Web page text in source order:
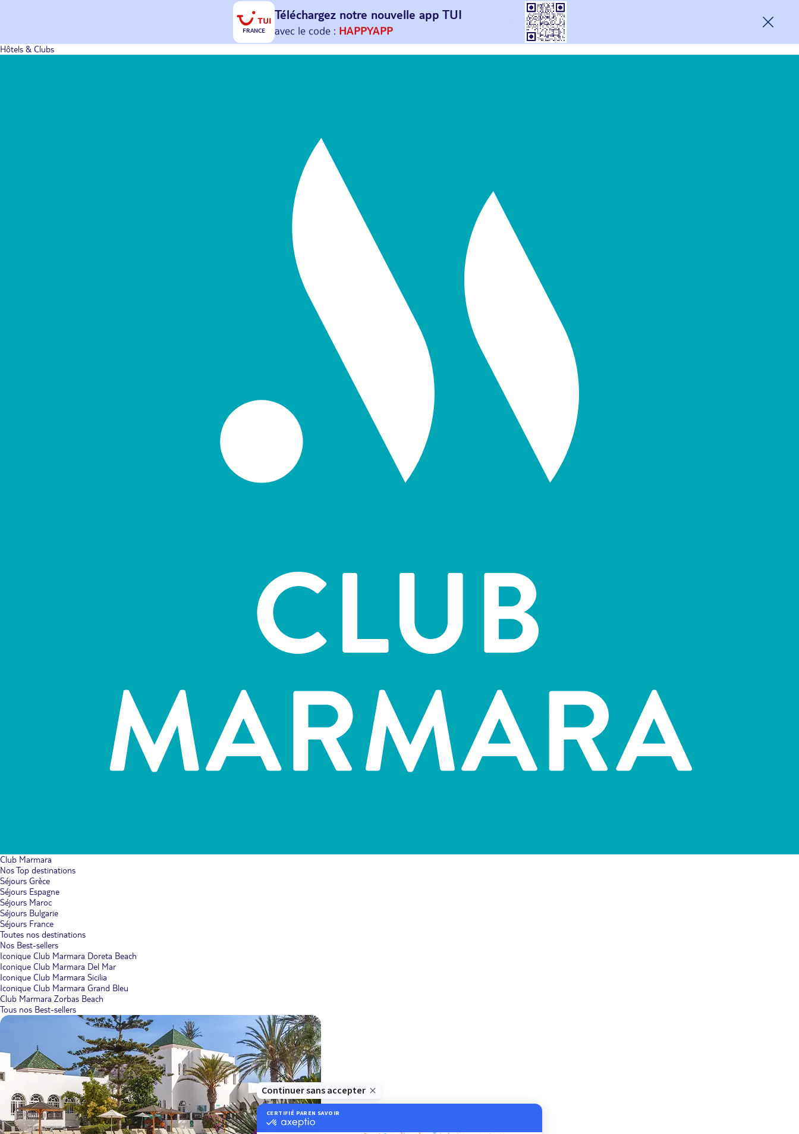
FRANCE
Téléchargez notre nouvelle app TUI
Et profitez de 30€ offerts*sur votreprochain
avec le code : HAPPYAPP
Hôtels & Clubs
Club Marmara
Nos Top destinations
Séjours Grèce
Séjours Espagne
Séjours Maroc
Séjours Bulgarie
Séjours France
Toutes nos destinations
Nos Best-sellers
Iconique Club Marmara Doreta Beach
Iconique Club Marmara Del Mar
Iconique Club Marmara Sicilia
Iconique Club Marmara Grand Bleu
Club Marmara Zorbas Beach
Tous nos Best-sellers